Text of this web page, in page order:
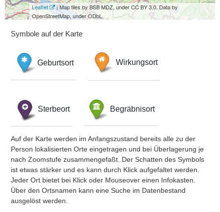
Leaflet
| Map tiles by BSB MDZ, under CC BY 3.0. Data by
OpenStreetMap, under ODbL.
Symbole auf der Karte
Geburtsort Wirkungsort
Sterbeort Begräbnisort
Auf der Karte werden im Anfangszustand bereits alle zu der
Person lokalisierten Orte eingetragen und bei Überlagerung je
nach Zoomstufe zusammengefaßt. Der Schatten des Symbols
ist etwas stärker und es kann durch Klick aufgefaltet werden.
Jeder Ort bietet bei Klick oder Mouseover einen Infokasten.
Über den Ortsnamen kann eine Suche im Datenbestand
ausgelöst werden.